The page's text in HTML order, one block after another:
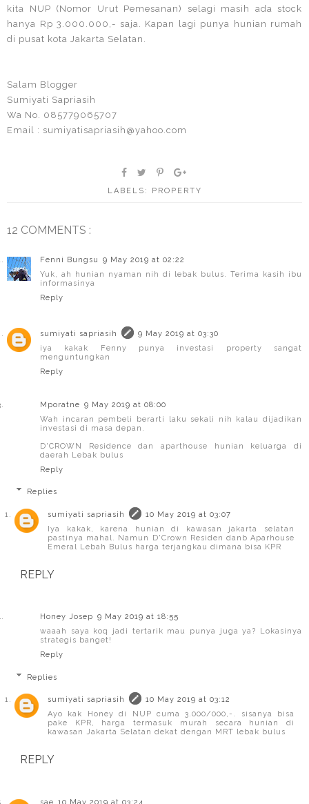
kita NUP (Nomor Urut Pemesanan) selagi masih ada stock
hanya Rp 3.000.000,- saja. Kapan lagi punya hunian rumah
di pusat kota Jakarta Selatan.
Salam Blogger
Sumiyati Sapriasih
Wa No. 085779065707
Email : sumiyatisapriasih@yahoo.com
LABELS: PROPERTY
12 COMMENTS :
Fenni Bungsu
9 May 2019 at 02:22
Yuk, ah hunian nyaman nih di lebak bulus. Terima kasih ibu
informasinya
Reply
sumiyati sapriasih
9 May 2019 at 03:30
iya kakak Fenny punya investasi property sangat
menguntungkan
Reply
Mporatne 9 May 2019 at 08:00
Wah incaran pembeli berarti laku sekali nih kalau dijadikan
investasi di masa depan.
D'CROWN Residence dan aparthouse hunian keluarga di
daerah Lebak bulus
Reply
Replies
sumiyati sapriasih
10 May 2019 at 03:07
Iya kakak, karena hunian di kawasan jakarta selatan
pastinya mahal. Namun D'Crown Residen danb Aparhouse
Emeral Lebah Bulus harga terjangkau dimana bisa KPR
REPLY
Honey Josep 9 May 2019 at 18:55
waaah saya koq jadi tertarik mau punya juga ya? Lokasinya
strategis banget!
Reply
Replies
sumiyati sapriasih
10 May 2019 at 03:12
Ayo kak Honey di NUP cuma 3.000/000,-. sisanya bisa
pake KPR, harga termasuk murah secara hunian di
kawasan Jakarta Selatan dekat dengan MRT lebak bulus
REPLY
sae 10 May 2019 at 03:24